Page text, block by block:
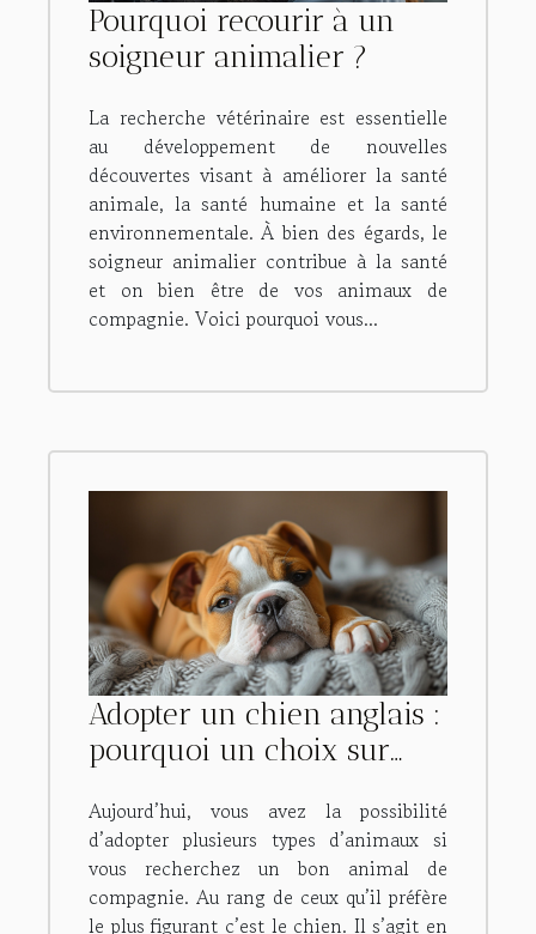
Pourquoi recourir à un
soigneur animalier ?
La recherche vétérinaire est essentielle
au développement de nouvelles
découvertes visant à améliorer la santé
animale, la santé humaine et la santé
environnementale. À bien des égards, le
soigneur animalier contribue à la santé
et on bien être de vos animaux de
compagnie. Voici pourquoi vous...
Adopter un chien anglais :
pourquoi un choix sur
Aujourd’hui, vous avez la possibilité
d’adopter plusieurs types d’animaux si
vous recherchez un bon animal de
compagnie. Au rang de ceux qu’il préfère
le plus figurant c’est le chien. Il s’agit en